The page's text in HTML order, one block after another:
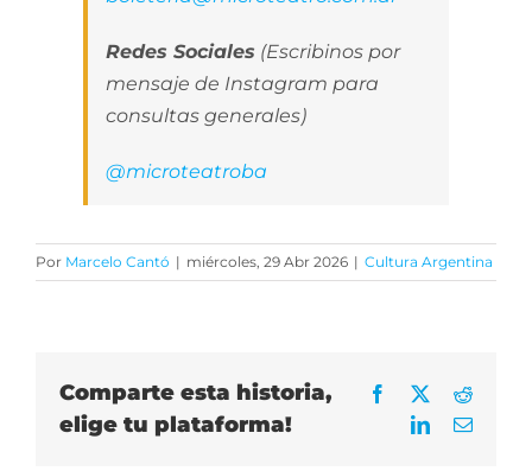
Redes Sociales (Escribinos por
mensaje de Instagram para
consultas generales)
@microteatroba
Por Marcelo Cantó | miércoles, 29 Abr 2026 | Cultura Argentina
Comparte esta historia,
elige tu plataforma!
Facebook
Reddit
LinkedInCorreo